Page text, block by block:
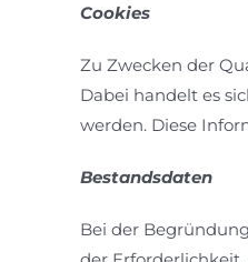
Cookies
Zu Zwecken der
Dabei handelt es
werden. Diese
Bestandsdaten
Bei der